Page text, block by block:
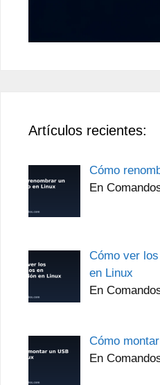
Artículos recientes:
Cómo
En
Cómo ver
en Linux
En
Cómo
En